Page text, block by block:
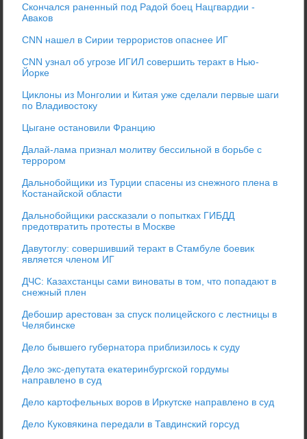
Cкончался раненный под Радой боец Нацгвардии -
Аваков
CNN нашел в Сирии террористов опаснее ИГ
CNN узнал об угрозе ИГИЛ совершить теракт в Нью-
Йорке
Циклоны из Монголии и Китая уже сделали первые шаги
по Владивостоку
Цыгане остановили Францию
Далай-лама признал молитву бессильной в борьбе с
террором
Дальнобойщики из Турции спасены из снежного плена в
Костанайской области
Дальнобойщики рассказали о попытках ГИБДД
предотвратить протесты в Москве
Давутоглу: совершивший теракт в Стамбуле боевик
является членом ИГ
ДЧС: Казахстанцы сами виноваты в том, что попадают в
снежный плен
Дебошир арестован за спуск полицейского с лестницы в
Челябинске
Дело бывшего губернатора приблизилось к суду
Дело экс-депутата екатеринбургской гордумы
направлено в суд
Дело картофельных воров в Иркутске направлено в суд
Дело Куковякина передали в Тавдинский горсуд